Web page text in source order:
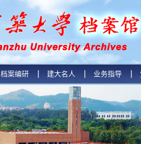
档案编研 建大名人 业务指导